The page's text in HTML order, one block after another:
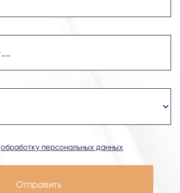
обработку персональных данных